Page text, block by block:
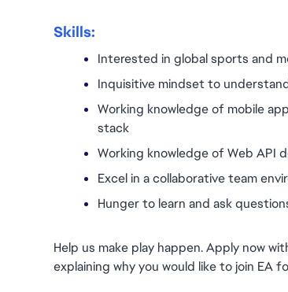
Skills:
Interested in global sports and
Inquisitive mindset to
Working knowledge of mobile
stack
Working knowledge of Web API
Excel in a collaborative team
Hunger to learn and ask
Help us make play happen. Apply now
explaining why you would like to join EA